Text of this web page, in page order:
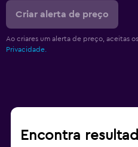
Criar alerta de preço
Ao criares um alerta de preço, aceitas os
Privacidade.
Encontra